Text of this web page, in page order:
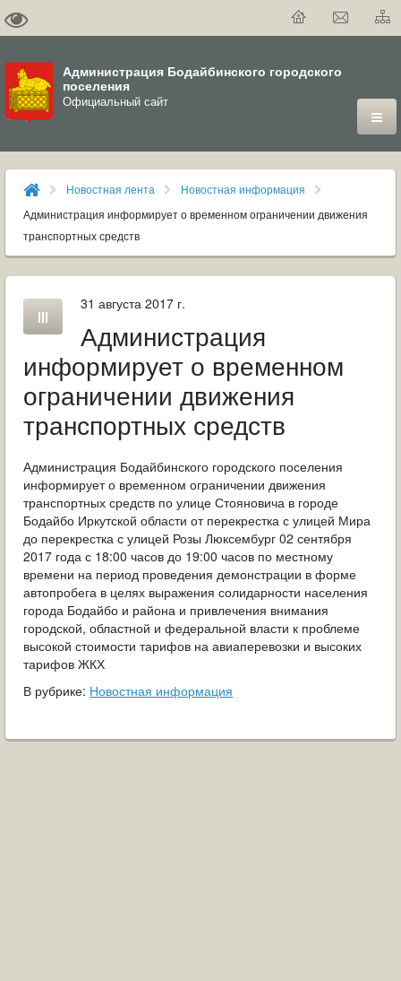
Администрация Бодайбинского городского
поселения
Официальный сайт
ГОРОД
ДУМА
ОФИЦИАЛЬНЫЙ ВЕСТНИК БОДАЙБО
МУНИЦИПАЛЬНЫЕ УСЛУГИ
ОБРАЩЕНИЯ ГРАЖДАН
ИНФОРМИРОВАНИЕ НАСЕЛЕНИЯ
ДЕЯТЕЛЬНОСТЬ ПРОКУРАТУРЫ
МУНИЦИПАЛЬНЫЙ КОНТРОЛЬ
ПОИСК ПО САЙТУ
Новостная лента
Новостная информация
Администрация информирует о временном ограничении движения
транспортных средств
31 августа 2017 г.
Администрация
информирует о временном
ограничении движения
транспортных средств
Администрация Бодайбинского городского поселения
информирует о временном ограничении движения
транспортных средств по улице Стояновича в городе
Бодайбо Иркутской области от перекрестка с улицей Мира
до перекрестка с улицей Розы Люксембург 02 сентября
2017 года с 18:00 часов до 19:00 часов по местному
времени на период проведения демонстрации в форме
автопробега в целях выражения солидарности населения
города Бодайбо и района и привлечения внимания
городской, областной и федеральной власти к проблеме
высокой стоимости тарифов на авиаперевозки и высоких
тарифов ЖКХ
В рубрике: Новостная информация